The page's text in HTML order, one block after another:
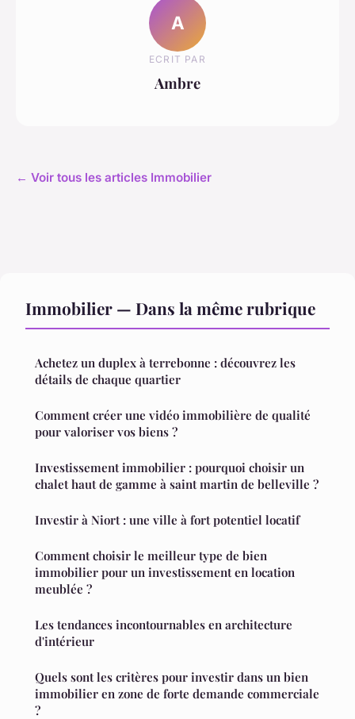
A
ECRIT PAR
Ambre
← Voir tous les articles Immobilier
Immobilier — Dans la même rubrique
Achetez un duplex à terrebonne : découvrez les
détails de chaque quartier
Comment créer une vidéo immobilière de qualité
pour valoriser vos biens ?
Investissement immobilier : pourquoi choisir un
chalet haut de gamme à saint martin de belleville ?
Investir à Niort : une ville à fort potentiel locatif
Comment choisir le meilleur type de bien
immobilier pour un investissement en location
meublée ?
Les tendances incontournables en architecture
d'intérieur
Quels sont les critères pour investir dans un bien
immobilier en zone de forte demande commerciale
?